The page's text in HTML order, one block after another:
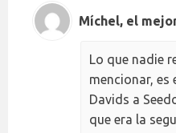
Míchel, el
Lo que nadie
mencionar, es
Davids a
que era la